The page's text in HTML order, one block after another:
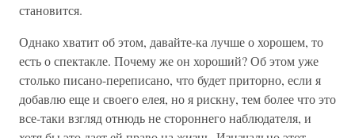
становится.
Однако хватит об этом, давайте-ка лучше о хорошем, то
есть о спектакле. Почему же он хороший? Об этом уже
столько писано-переписано, что будет приторно, если я
добавлю еще и своего елея, но я рискну, тем более что это
все-таки взгляд отнюдь не стороннего наблюдателя, и